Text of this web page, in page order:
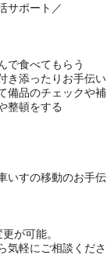
サポート／
で食べてもらう
き添ったりお手伝
備品のチェックや
整頓をする
いすの移動のお手
が可能。
気軽にご相談くださ